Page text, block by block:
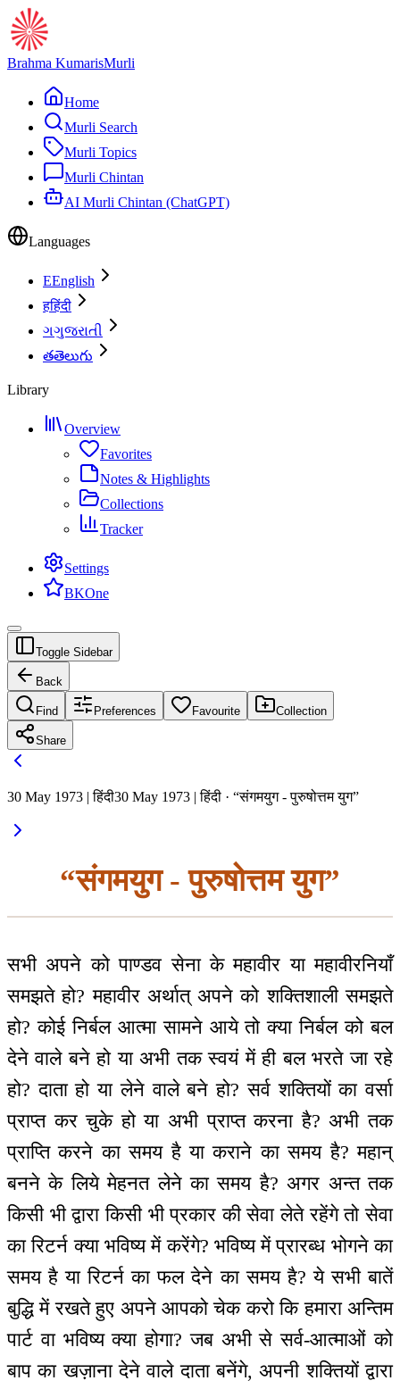
Brahma KumarisMurli
Home
Murli Search
Murli Topics
Murli Chintan
AI Murli Chintan (ChatGPT)
Languages
EEnglish
हहिंदी
ગગુજરાતી
తతెలుగు
Library
Overview
Favorites
Notes & Highlights
Collections
Tracker
Settings
BKOne
Toggle Sidebar
Back
Find Preferences Favourite Collection
Share
30 May 1973 | हिंदी30 May 1973 | हिंदी · “संगमयुग - पुरुषोत्तम युग”
“संगमयुग - पुरुषोत्तम युग”
सभी अपने को पाण्डव सेना के महावीर या महावीरनियाँ
समझते हो? महावीर अर्थात् अपने को शक्तिशाली समझते
हो? कोई निर्बल आत्मा सामने आये तो क्या निर्बल को बल
देने वाले बने हो या अभी तक स्वयं में ही बल भरते जा रहे
हो? दाता हो या लेने वाले बने हो? सर्व शक्तियों का वर्सा
प्राप्त कर चुके हो या अभी प्राप्त करना है? अभी तक
प्राप्ति करने का समय है या कराने का समय है? महान्
बनने के लिये मेहनत लेने का समय है? अगर अन्त तक
किसी भी द्वारा किसी भी प्रकार की सेवा लेते रहेंगे तो सेवा
का रिटर्न क्या भविष्य में करेंगे? भविष्य में प्रारब्ध भोगने का
समय है या रिटर्न का फल देने का समय है? ये सभी बातें
बुद्धि में रखते हुए अपने आपको चेक करो कि हमारा अन्तिम
पार्ट वा भविष्य क्या होगा? जब अभी से सर्व-आत्माओं को
बाप का खज़ाना देने वाले दाता बनेंगे, अपनी शक्तियों द्वारा